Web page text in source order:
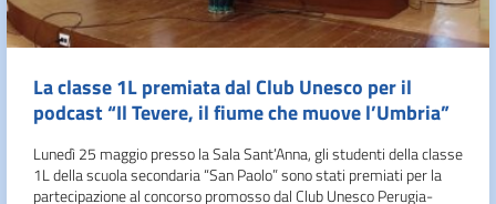
La classe 1L premiata dal Club Unesco per il
podcast “Il Tevere, il fiume che muove l’Umbria”
Lunedì 25 maggio presso la Sala Sant’Anna, gli studenti della classe
1L della scuola secondaria “San Paolo” sono stati premiati per la
partecipazione al concorso promosso dal Club Unesco Perugia-